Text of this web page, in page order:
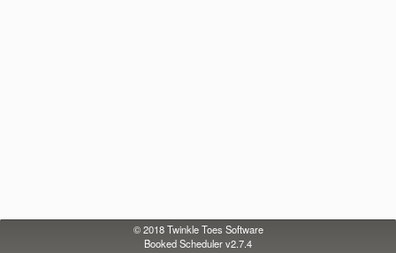
© 2018Twinkle Toes Software
Booked Scheduler v2.7.4